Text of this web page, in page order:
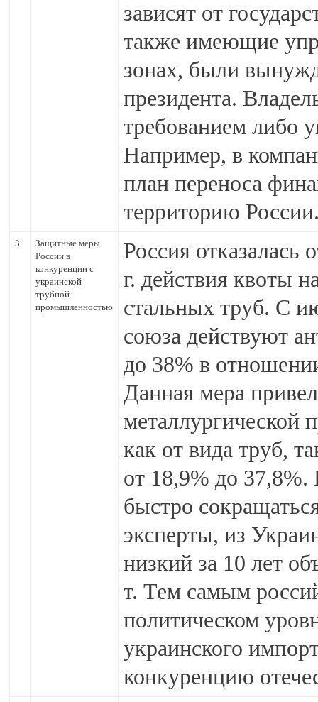
зависят от
также имеющие
зонах, были
президента.
требованием либо
Например, в
план переноса
территорию
3
Защитные меры
России в
конкуренции с
украинской
трубной
промышленностью
Россия отказалась
г. действия квоты
стальных труб. С
союза действуют
до 38% в
Данная мера
металлургической
как от вида труб,
от 18,9% до
быстро
эксперты, из
низкий за 10 лет
т. Тем самым
политическом
украинского
конкуренцию